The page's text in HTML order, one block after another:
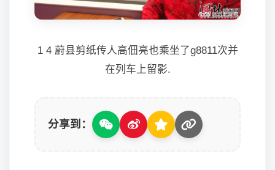
1 4 蔚县剪纸传人高佃亮也乘坐了g8811次并
在列车上留影.
分享到：